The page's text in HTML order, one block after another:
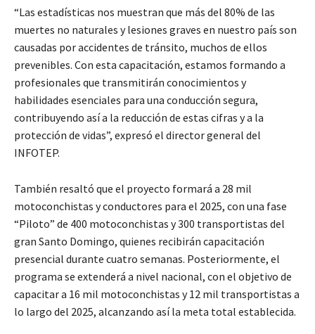
“Las estadísticas nos muestran que más del 80% de las
muertes no naturales y lesiones graves en nuestro país son
causadas por accidentes de tránsito, muchos de ellos
prevenibles. Con esta capacitación, estamos formando a
profesionales que transmitirán conocimientos y
habilidades esenciales para una conducción segura,
contribuyendo así a la reducción de estas cifras y a la
protección de vidas”, expresó el director general del
INFOTEP.
También resaltó que el proyecto formará a 28 mil
motoconchistas y conductores para el 2025, con una fase
“Piloto” de 400 motoconchistas y 300 transportistas del
gran Santo Domingo, quienes recibirán capacitación
presencial durante cuatro semanas. Posteriormente, el
programa se extenderá a nivel nacional, con el objetivo de
capacitar a 16 mil motoconchistas y 12 mil transportistas a
lo largo del 2025, alcanzando así la meta total establecida.